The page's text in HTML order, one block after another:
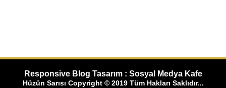
Responsive Blog Tasarım : Sosyal Medya Kafe
Hüzün Sarısı Copyright © 2019 Tüm Hakları Saklıdır...